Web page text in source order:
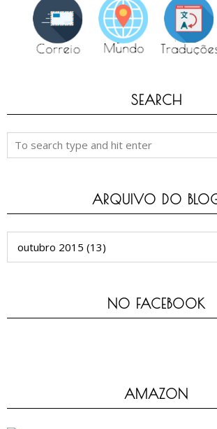
SEARCH
ARQUIVO DO
NO FACEBOOK
AMAZON